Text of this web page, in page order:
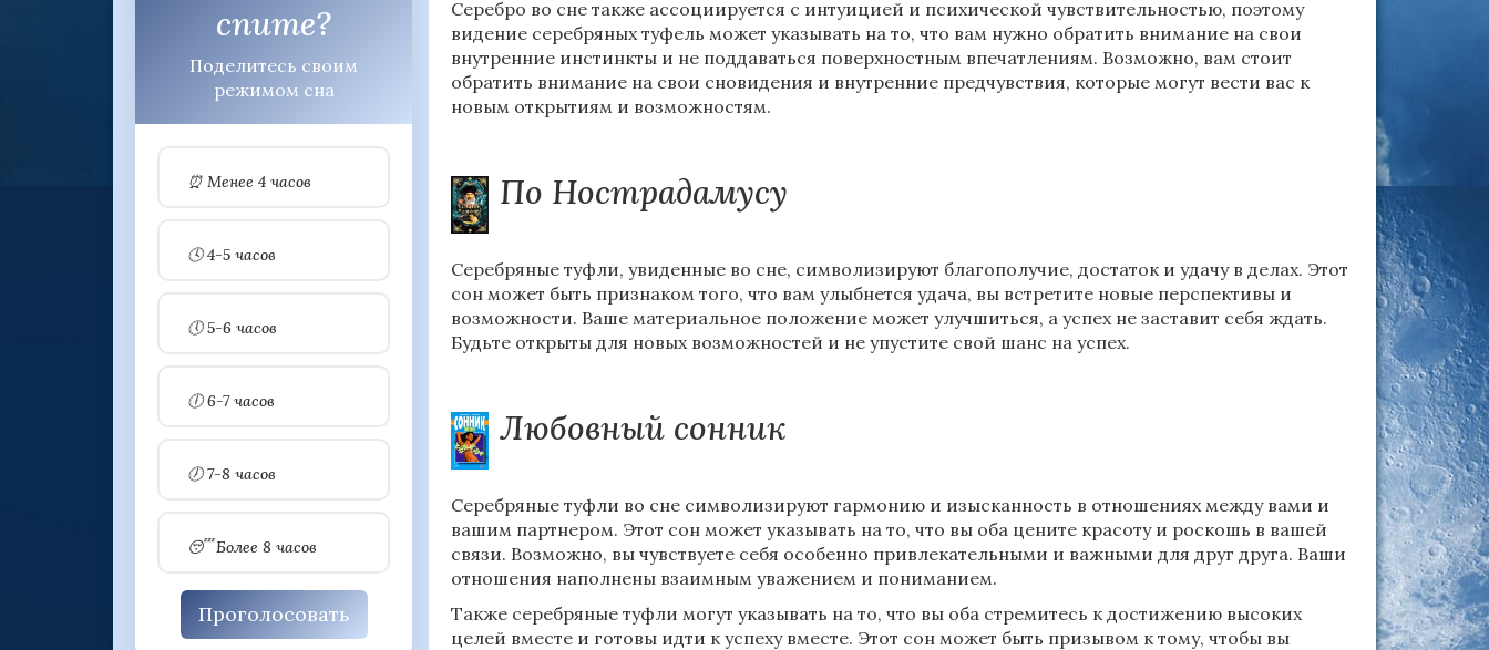
спите?
Поделитесь своим
режимом сна
⏰ Менее 4 часов
🕓 4-5 часов
🕔 5-6 часов
🕕 6-7 часов
🕖 7-8 часов
😴 Более 8 часов
Проголосовать
Серебро во сне также ассоциируется с интуицией и психической чувствительностью, поэтому
видение серебряных туфель может указывать на то, что вам нужно обратить внимание на свои
внутренние инстинкты и не поддаваться поверхностным впечатлениям. Возможно, вам стоит
обратить внимание на свои сновидения и внутренние предчувствия, которые могут вести вас к
новым открытиям и возможностям.
По Нострадамусу
Серебряные туфли, увиденные во сне, символизируют благополучие, достаток и удачу в делах. Этот
сон может быть признаком того, что вам улыбнется удача, вы встретите новые перспективы и
возможности. Ваше материальное положение может улучшиться, а успех не заставит себя ждать.
Будьте открыты для новых возможностей и не упустите свой шанс на успех.
Любовный сонник
Серебряные туфли во сне символизируют гармонию и изысканность в отношениях между вами и
вашим партнером. Этот сон может указывать на то, что вы оба цените красоту и роскошь в вашей
связи. Возможно, вы чувствуете себя особенно привлекательными и важными для друг друга. Ваши
отношения наполнены взаимным уважением и пониманием.
Также серебряные туфли могут указывать на то, что вы оба стремитесь к достижению высоких
целей вместе и готовы идти к успеху вместе. Этот сон может быть призывом к тому, чтобы вы